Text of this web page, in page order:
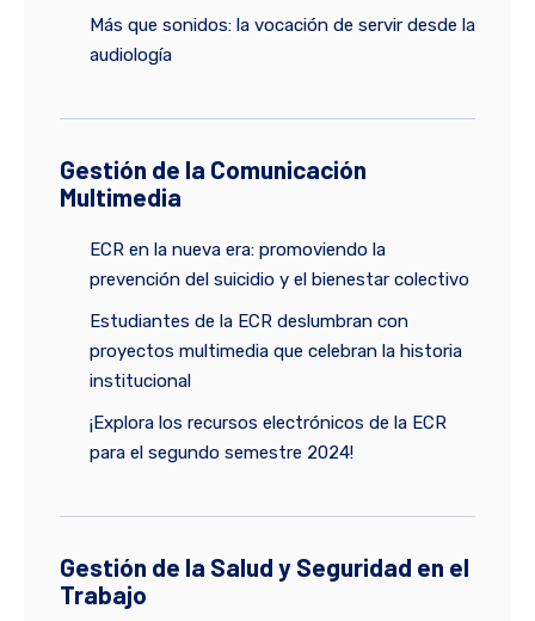
Más que sonidos: la vocación de servir desde la
audiología
Gestión de la Comunicación
Multimedia
ECR en la nueva era: promoviendo la
prevención del suicidio y el bienestar colectivo
Estudiantes de la ECR deslumbran con
proyectos multimedia que celebran la historia
institucional
¡Explora los recursos electrónicos de la ECR
para el segundo semestre 2024!
Gestión de la Salud y Seguridad en el
Trabajo